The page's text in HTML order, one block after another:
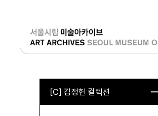
로그인
[C] 김정헌 컬렉션